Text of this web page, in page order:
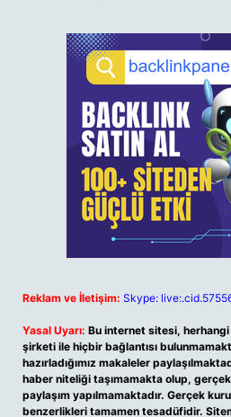
Reklam ve İletişim: Skype:
Yasal Uyarı: Bu internet sitesi,
şirketi ile hiçbir bağlantısı
hazırladığımız makaleler
haber niteliği taşımamakta olup,
paylaşım yapılmamaktadır. Gerçek
benzerlikleri tamamen tesadüfidir.